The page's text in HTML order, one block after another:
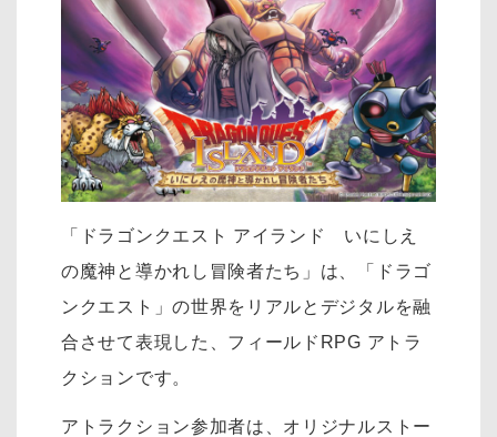
「ドラゴンクエスト アイランド いにしえ
の魔神と導かれし冒険者たち」は、「ドラゴ
ンクエスト」の世界をリアルとデジタルを融
合させて表現した、フィールドRPG アトラ
クションです。
アトラクション参加者は、オリジナルストー